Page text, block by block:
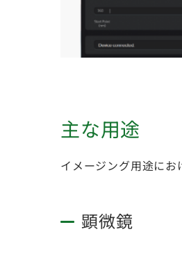
主な用途
イメージング用途に
顕微鏡